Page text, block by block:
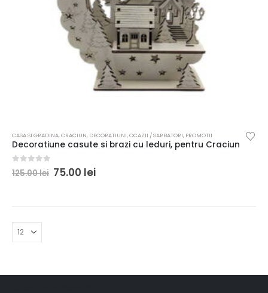
CASA SI GRADINA,CRACIUN, DECORATIUNI,OCAZII / SARBATORI, PROMOTII
Decoratiune casute si brazi cu leduri, pentru Craciun
125.00lei 75.00 lei